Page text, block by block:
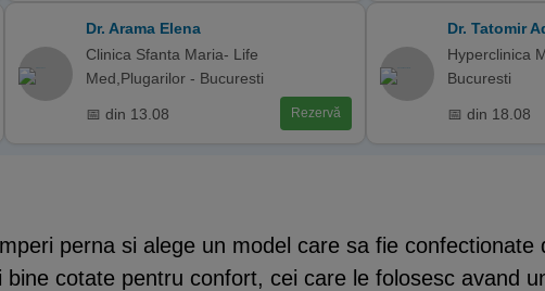
Dr. Arama Elena
Clinica Sfanta Maria- Life
Med,Plugarilor - Bucuresti
📅 din 13.08 Rezervă
Dr. Tatomir
Hyperclinica
Bucuresti
📅 din 18.08
perna si alege un model care sa fie confectionate
cotate pentru confort, cei care le folosesc avand